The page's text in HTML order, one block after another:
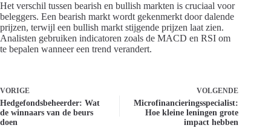
Het verschil tussen bearish en bullish markten is cruciaal voor
beleggers. Een bearish markt wordt gekenmerkt door dalende
prijzen, terwijl een bullish markt stijgende prijzen laat zien.
Analisten gebruiken indicatoren zoals de MACD en RSI om
te bepalen wanneer een trend verandert.
VORIGE
Hedgefondsbeheerder: Wat
de winnaars van de beurs
doen
VOLGENDE
Microfinancieringsspecialist:
Hoe kleine leningen grote
impact hebben